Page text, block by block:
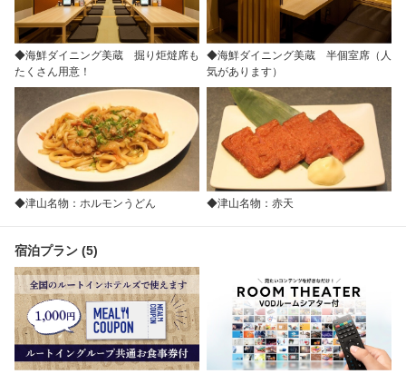
◆海鮮ダイニング美蔵 掘り炬燵席も
たくさん用意！
◆海鮮ダイニング美蔵 半個室席（人
気があります）
◆津山名物：ホルモンうどん ◆津山名物：赤天
宿泊プラン (5)